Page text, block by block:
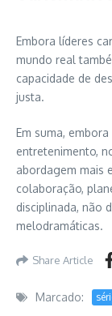
Embora líderes
mundo real
capacidade de
justa.
Em suma,
entretenimento,
abordagem mais
colaboração,
disciplinada, não
melodramáticas.
Share Article
Marcado: